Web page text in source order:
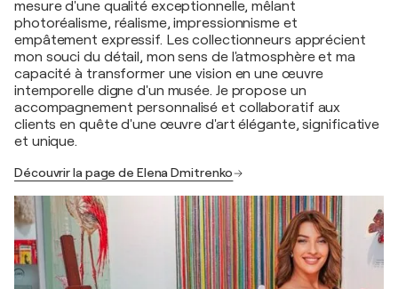
mesure d'une qualité exceptionnelle, mêlant
photoréalisme, réalisme, impressionnisme et
empâtement expressif. Les collectionneurs apprécient
mon souci du détail, mon sens de l'atmosphère et ma
capacité à transformer une vision en une œuvre
intemporelle digne d'un musée. Je propose un
accompagnement personnalisé et collaboratif aux
clients en quête d'une œuvre d'art élégante, significative
et unique.
Découvrir la page de Elena Dmitrenko